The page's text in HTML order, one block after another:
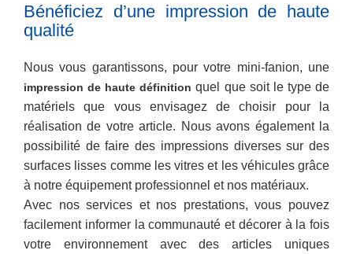
Bénéficiez d’une impression de haute
qualité
Nous vous garantissons, pour votre mini-fanion, une
impression de haute définition quel que soit le type de
matériels que vous envisagez de choisir pour la
réalisation de votre article. Nous avons également la
possibilité de faire des impressions diverses sur des
surfaces lisses comme les vitres et les véhicules grâce
à notre équipement professionnel et nos matériaux.
Avec nos services et nos prestations, vous pouvez
facilement informer la communauté et décorer à la fois
votre environnement avec des articles uniques